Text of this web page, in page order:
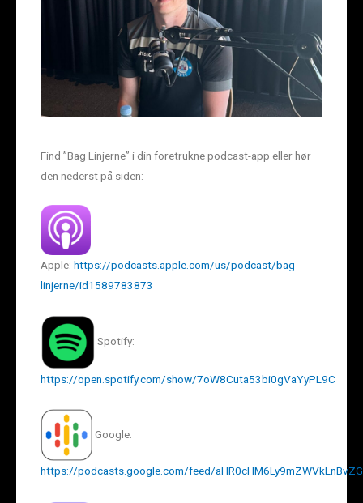
Find ”Bag Linjerne” i din foretrukne podcast-app eller hør
den nederst på siden:
Apple: https://podcasts.apple.com/us/podcast/bag-
linjerne/id1589783873
Spotify:
https://open.spotify.com/show/7oW8Cuta53bi0gVaYyPL9C
Google:
https://podcasts.google.com/feed/